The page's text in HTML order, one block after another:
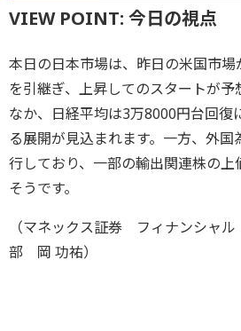
VIEW POINT: 今日の視点
本日の日本市場は、昨日の米国市
を引継ぎ、上昇してのスタートが予
なか、日経平均は3万8000円台回復
る展開が見込まれます。一方、外
行しており、一部の輸出関連株の上
そうです。
（マネックス証券 フィナンシャ
部 岡 功祐）